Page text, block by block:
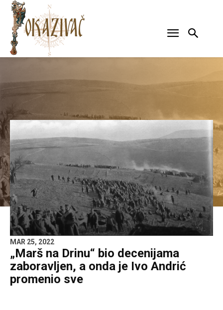
MAR 25, 2022
„Marš na Drinu“ bio decenijama
zaboravljen, a onda je Ivo Andrić
promenio sve